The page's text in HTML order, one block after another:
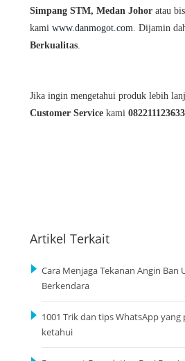
Simpang STM, Medan Johor atau
kami www.danmogot.com. Dijamin
Berkualitas.
Jika ingin mengetahui produk lebih
Customer Service kami
Artikel Terkait
Cara Menjaga Tekanan Angin Ban
Berkendara
1001 Trik dan tips WhatsApp
ketahui